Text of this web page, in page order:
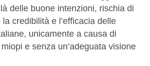
delle buone intenzioni, rischia di
credibilità e l’efficacia delle
unicamente a causa di
e senza un’adeguata visione